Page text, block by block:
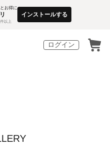
お得に
以上
インストールする
ログイン